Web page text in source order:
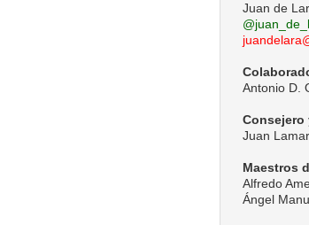
Juan de
Antonio D.
Consejero
Juan
Maestros
Alfredo
Ángel